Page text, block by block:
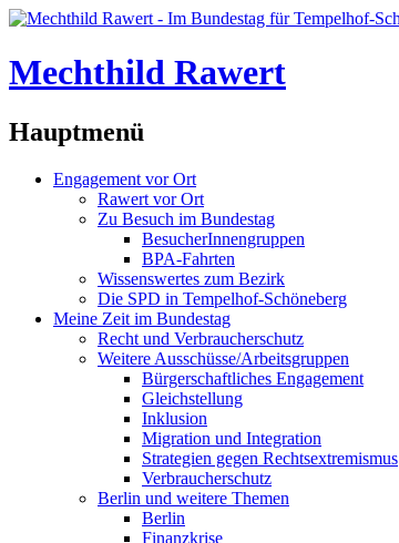
Mechthild Rawert
Hauptmenü
Engagement vor Ort
Rawert vor Ort
Zu Besuch im Bundestag
BesucherInnengruppen
BPA-Fahrten
Wissenswertes zum Bezirk
Die SPD in Tempelhof-Schöneberg
Meine Zeit im Bundestag
Recht und Verbraucherschutz
Weitere Ausschüsse/Arbeitsgruppen
Bürgerschaftliches Engagement
Gleichstellung
Inklusion
Migration und Integration
Strategien gegen Rechtsextremismus
Verbraucherschutz
Berlin und weitere Themen
Berlin
Finanzkrise